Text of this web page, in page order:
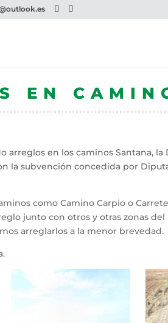
EN
arreglos en los caminos Santana, la
la subvención concedida por
como Camino Carpio o
junto con otros y otras zonas
arreglarlos a la menor brevedad.